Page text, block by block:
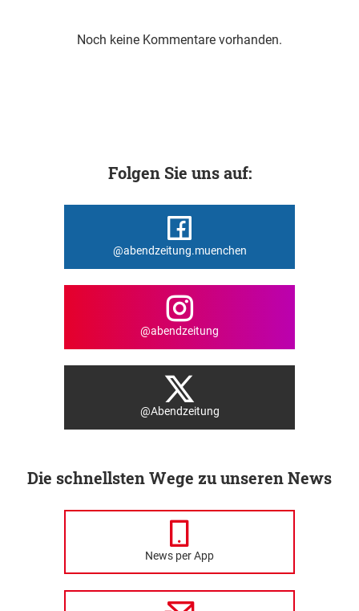
Noch keine Kommentare vorhanden.
Folgen Sie uns auf:
@abendzeitung.muenchen
@abendzeitung
@Abendzeitung
Die schnellsten Wege zu unseren News
News per App